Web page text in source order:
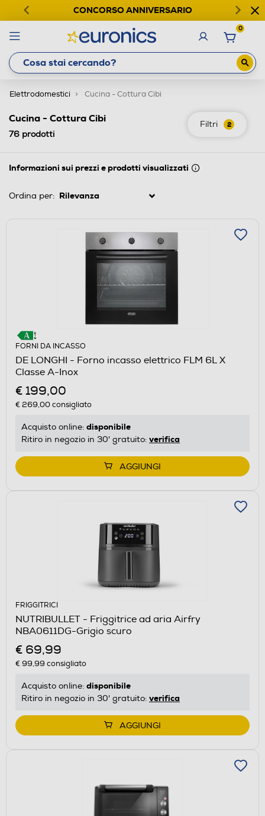
CONCORSO ANNIVERSARIO
0
Elettrodomestici Cucina - Cottura Cibi
Filtri 2
Cucina - Cottura Cibi
76 prodotti
Informazioni sui prezzi e prodotti visualizzati
Ordina per:
FORNI DA INCASSO
DE LONGHI - Forno incasso elettrico FLM 6L X
Classe A-Inox
€ 199,00
€ 269,00consigliato
Acquisto online: disponibile
Ritiro in negozio in 30' gratuito: verifica
AGGIUNGI
FRIGGITRICI
NUTRIBULLET - Friggitrice ad aria Airfry
NBA0611DG-Grigio scuro
€ 69,99
€ 99,99 consigliato
Acquisto online: disponibile
Ritiro in negozio in 30' gratuito: verifica
AGGIUNGI